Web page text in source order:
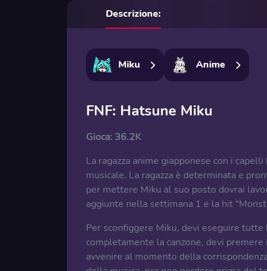
Descrizione:
Miku Anime
FNF: Hatsune Miku
Gioca: 36.2K
La ragazza anime giapponese con i
musicale. La ragazza è determinata e
per mettere Miku al suo posto dovrai
aggiunte nella settimana 1 e la hit
Per sconfiggere Miku, devi eseguire
completamente la canzone, devi
avvenire al momento della